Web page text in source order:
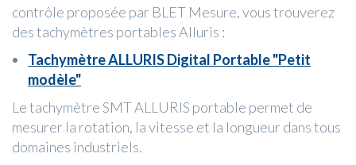
contrôle proposée par BLET Mesure, vous trouverez
des tachymètres portables Alluris :
Tachymètre ALLURIS Digital Portable "Petit
modèle"
Le tachymètre SMT ALLURIS portable permet de
mesurer la rotation, la vitesse et la longueur dans tous
domaines industriels.